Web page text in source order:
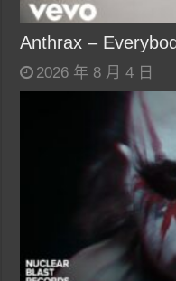
Anthrax –
2026 年 8 月 4 日